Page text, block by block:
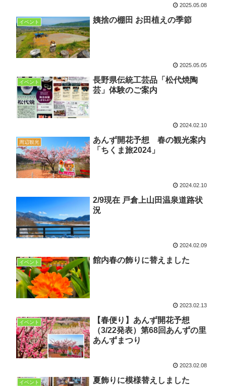
2025.05.08
イベント 姨捨の棚田 お田植えの季節
2025.05.05
イベント
長野県伝統工芸品「松代焼陶
芸」体験のご案内
2024.02.10
周辺観光
あんず開花予想 春の観光案内
「ちくま旅2024」
2024.02.10
2/9現在 戸倉上山田温泉道路状
況
2024.02.09
イベント 館内春の飾りに替えました
2023.02.13
イベント
【春便り】あんず開花予想
（3/22発表）第68回あんずの里
あんずまつり
2023.02.08
イベント 夏飾りに模様替えしました